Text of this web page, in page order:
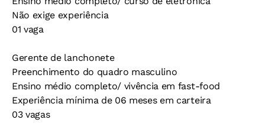
Não exige experiência
01 vaga
Gerente de lanchonete
Preenchimento do quadro masculino
Ensino médio completo/ vivência em fast-food
Experiência mínima de 06 meses em carteira
03 vagas